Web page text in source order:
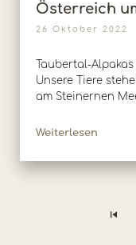
Österreich
26 Oktober 2022
Taubertal-
Unsere Tiere
am Steinernen
Weiterlesen